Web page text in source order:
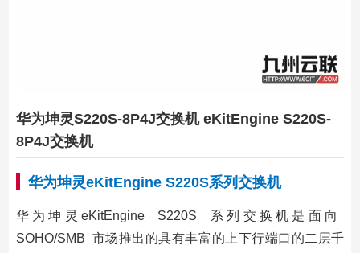
华为坤灵S220S-8P4J交换机 eKitEngine S220S-
8P4J交换机
华为坤灵eKitEngine S220S系列交换机
华为坤灵eKitEngine S220S 系列交换机是面向
SOHO/SMB 市场推出的具有丰富的上下行端口的二层千